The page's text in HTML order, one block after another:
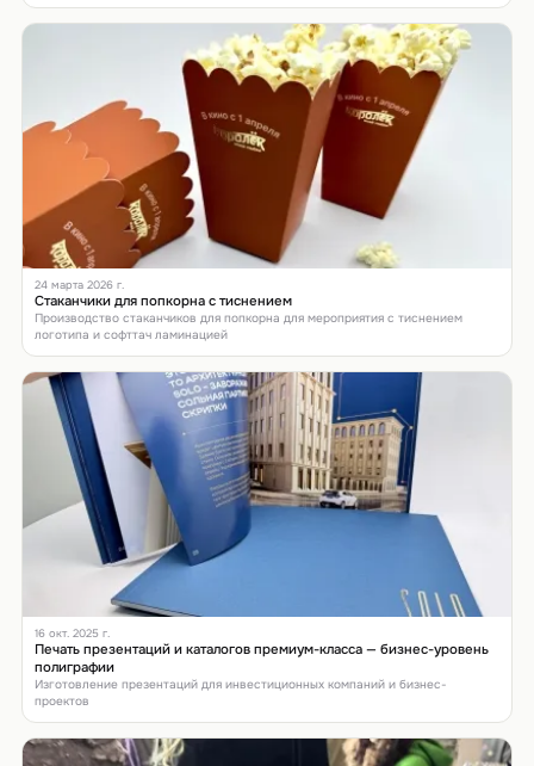
24 марта 2026 г.
Стаканчики для попкорна с тиснением
Производство стаканчиков для попкорна для мероприятия с тиснением
логотипа и софттач ламинацией
16 окт. 2025 г.
Печать презентаций и каталогов премиум-класса — бизнес-уровень
полиграфии
Изготовление презентаций для инвестиционных компаний и бизнес-
проектов